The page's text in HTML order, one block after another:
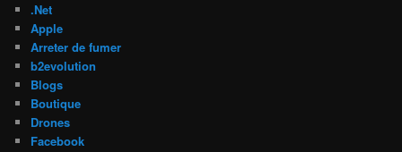
.Net
Apple
Arreter de fumer
b2evolution
Blogs
Boutique
Drones
Facebook